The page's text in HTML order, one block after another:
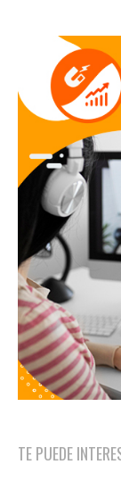
TE PUEDE